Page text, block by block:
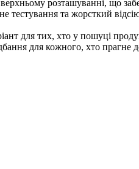
розташуванні, що
тестування та жорсткий
для тих, хто у пошуці
для кожного, хто прагне